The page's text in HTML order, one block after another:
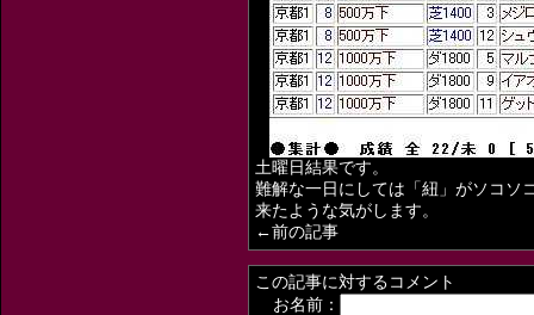
土曜日結果です。
難解な一日にしては「紐」がソコソ
来たような気がします。
←前の記事
この記事に対するコメント
お名前：